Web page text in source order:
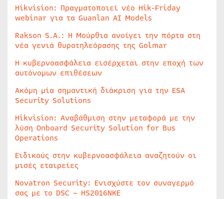
Hikvision: Πραγματοποιεί νέο Hik-Friday
webinar για τα Guanlan AI Models
Rakson S.A.: Η Μούρθια ανοίγει την πόρτα στη
νέα γενιά θυροτηλεόρασης της Golmar
Η κυβερνοασφάλεια εισέρχεται στην εποχή των
αυτόνομων επιθέσεων
Ακόμη μία σημαντική διάκριση για την ESA
Security Solutions
Hikvision: Αναβάθμιση στην μεταφορά με την
λύση Onboard Security Solution for Bus
Operations
Ειδικούς στην κυβερνοασφάλεια αναζητούν οι
μισές εταιρείες
Novatron Security: Ενισχύστε τον συναγερμό
σας με το DSC – HS2016NKE